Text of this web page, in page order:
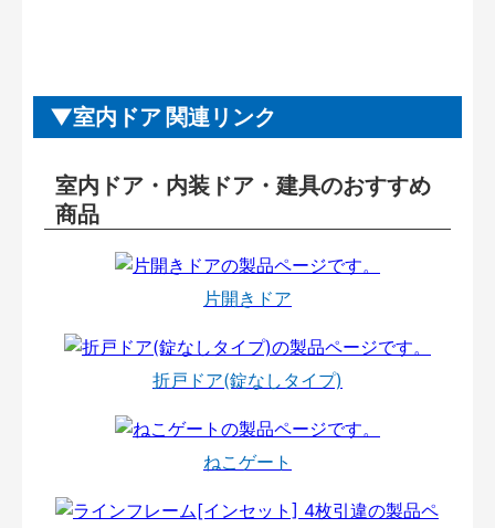
室内ドア 関連リンク
室内ドア・内装ドア・建具のおすすめ
商品
片開きドア
折戸ドア(錠なしタイプ)
ねこゲート